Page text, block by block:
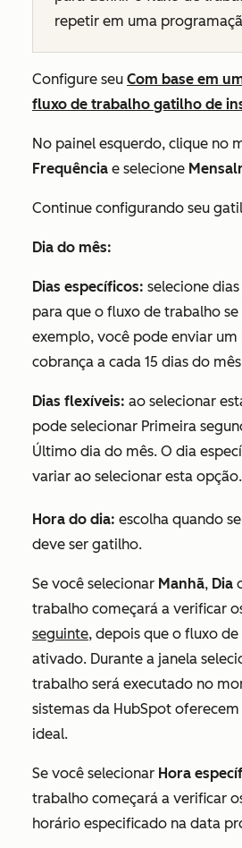
repetir em uma
Configure seu Com base em
fluxo de trabalho gatilho de
No painel esquerdo, clique no
Frequência e selecione
Continue configurando seu
Dia do mês:
Dias específicos: selecione
para que o fluxo de trabalho
exemplo, você pode enviar
cobrança a cada 15 dias do
Dias flexíveis: ao selecionar
pode selecionar Primeira
Último dia do mês. O dia
variar ao selecionar esta opção.
Hora do dia: escolha quando
deve ser gatilho.
Se você selecionar Manhã, Dia
trabalho começará a verificar
seguinte, depois que o fluxo
ativado. Durante a janela
trabalho será executado no
sistemas da HubSpot
ideal.
Se você selecionar Hora
trabalho começará a verificar
horário especificado na data